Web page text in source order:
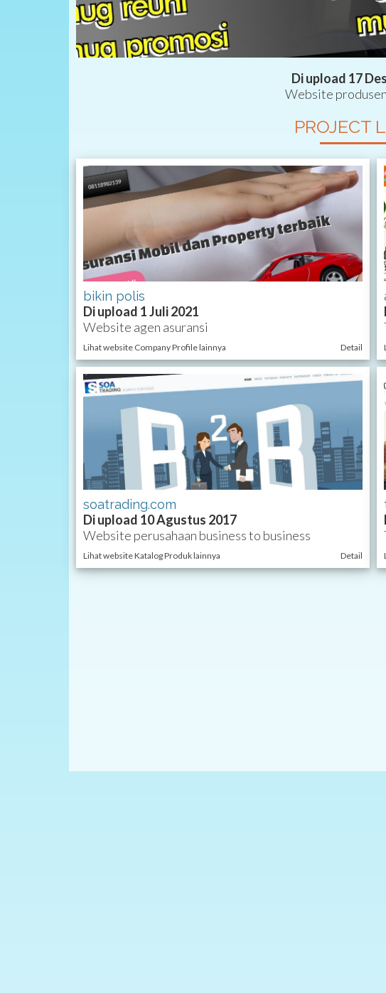
Di upload 17
Website
PROJECT
bikin polis
Di upload 1 Juli 2021
Website agen asuransi
Lihat website Company Profile lainnya Detail
soatrading.com
Di upload 10 Agustus 2017
Website perusahaan business to business
Lihat website Katalog Produk lainnya Detail